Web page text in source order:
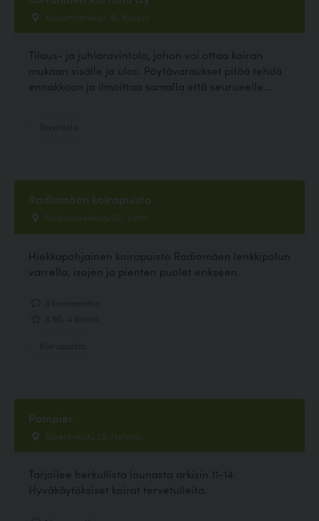
Koivumäenkuja 18, Kuopio
Tilaus- ja juhlaravintola, johon voi ottaa koiran
mukaan sisälle ja ulos. Pöytävaraukset pitää tehdä
ennakkoon ja ilmoittaa samalla että seurueelle...
Radiomäen koirapuisto
Radiomäenkatu 60, Lahti
Hiekkapohjainen koirapuisto Radiomäen lenkkipolun
varrella, isojen ja pienten puolet erikseen.
Pompier
Albertinkatu 29, Helsinki
Tarjoilee herkullista lounasta arkisin 11-14.
Hyväkäytöksiset koirat tervetulleita.